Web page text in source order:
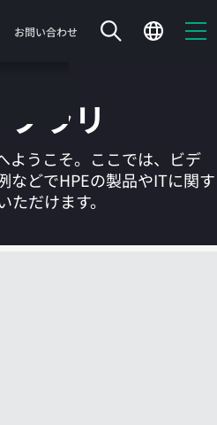
お問い合わせ
空です
ブラリ
ようこそ。ここでは、ビデ
などでHPEの製品やITに関す
だけます。